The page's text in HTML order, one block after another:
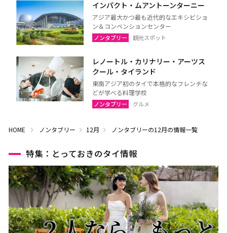
インパクト・ムアントーンターニー
アジア最大かつ最も近代的なエキシビショ
ン＆コンベンションセンター
ノンタブリー 観光スポット
レノートル・カリナリー・アーツス
クール・タイランド
東南アジア初のタイで本格的なフレンチな
どが学べる料理学校
ノンタブリー グルメ
HOME ノンタブリー 12月 ノンタブリーの12月の情報一覧
特集：とっておきのタイ情報